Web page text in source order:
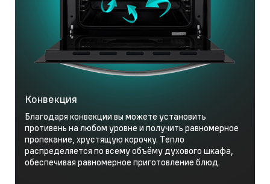
Конвекция
Благодаря конвекции вы можете установить
противень на любом уровне и получить равномерное
пропекание, хрустящую корочку. Тепло
распределяется по всему объёму духового шкафа,
обеспечивая равномерное приготовление блюд.